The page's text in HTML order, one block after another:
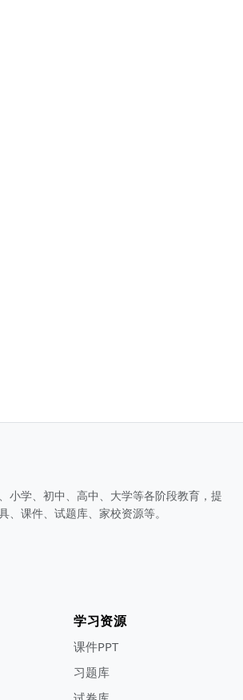
小学、初中、高中、大学等各阶段教育，提
、课件、试题库、家校资源等。
学习资源
课件PPT
习题库